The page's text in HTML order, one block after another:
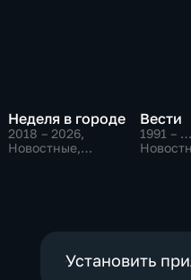
Неделя в городе
2018 – 2026,
Новостные,
Вести
1991 – …
Установить